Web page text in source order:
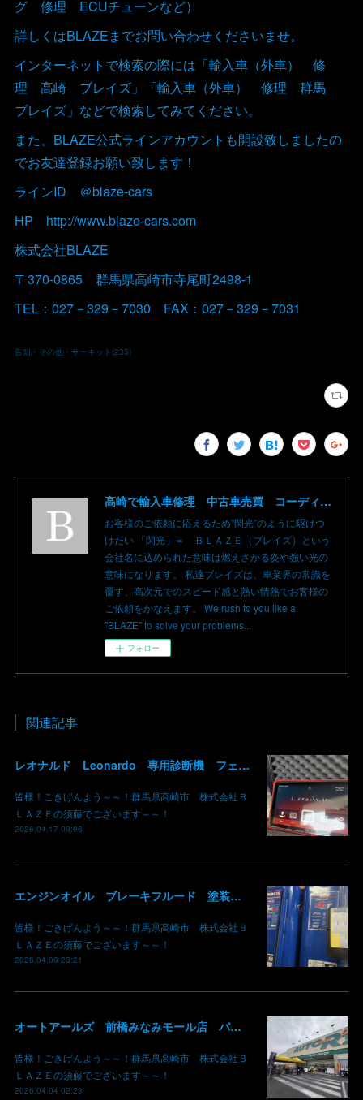
グ 修理 ECUチューンなど）
詳しくはBLAZEまでお問い合わせくださいませ。
インターネットで検索の際には「輸入車（外車） 修
理 高崎 ブレイズ」「輸入車（外車） 修理 群馬
ブレイズ」などで検索してみてください。
また、BLAZE公式ラインアカウントも開設致しましたの
でお友達登録お願い致します！
ラインID ＠blaze-cars
HP http://www.blaze-cars.com
株式会社BLAZE
〒370-0865 群馬県高崎市寺尾町2498-1
TEL：027－329－7030 FAX：027－329－7031
告知・その他・サーキット (233)
高崎で輸入車修理 中古車売買 コーディングならBLAZE（ブレイズ）へ│BLAZE Total Car Support & Modify in Takasaki Gunma
お客様のご依頼に応えるため”閃光”のように駆けつ
けたい 「閃光」＝ ＢＬＡＺＥ（ブレイズ）という
会社名に込められた意味は燃えさかる炎や強い光の
意味になります。 私達ブレイズは、車業界の常識を
覆す、高次元でのスピード感と熱い情熱でお客様の
ご依頼をかなえます。 We rush to you like a
"BLAZE" to solve your problems...
フォロー
関連記事
レオナルド Leonardo 専用診断機 フェラーリ ランボルギーニ マクラーレン ロールスロイス アストンマーチン ベントレー マセラッティ 関東 北関東 群馬 高崎
皆様！ごきげんよう～～！群馬県高崎市 株式会社Ｂ
ＬＡＺＥの須藤でございます～～！
2026.04.17 09:06
エンジンオイル ブレーキフルード 塗装用シンナー あります！ 価格現状維持 価格吸収 原油不足 値段高騰 群馬 高崎
皆様！ごきげんよう～～！群馬県高崎市 株式会社Ｂ
ＬＡＺＥの須藤でございます～～！
2026.04.09 23:21
オートアールズ 前橋みなみモール店 パワーモールフェス イベント デントリペア 鈑金修理 塗装 出店 キズ へこみ 国産車 輸入車 雹 群馬 高崎 前橋
皆様！ごきげんよう～～！群馬県高崎市 株式会社Ｂ
ＬＡＺＥの須藤でございます～～！
2026.04.04 02:23